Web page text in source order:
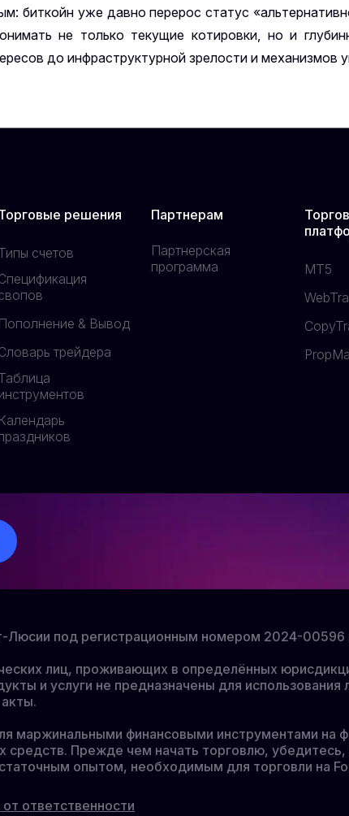
биткойн уже давно перерос статус
не только текущие котировки, но и
до инфраструктурной зрелости и механизмов
решения
счетов
Пополнение & Вывод
трейдера
Календарь
Партнерам
Партнерская
программа
MT5
Люсии под регистрационным номером 2024-
лиц, проживающих в определённых
и услуги не предназначены для
маржинальными финансовыми инструментами
средств. Прежде чем начать торговлю,
опытом, необходимым для торговли на
ответственности